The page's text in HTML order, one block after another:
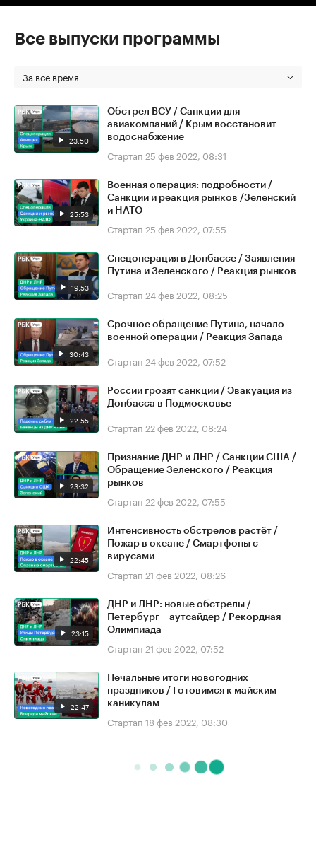
Все выпуски программы
За все время
23:50
Обстрел ВСУ / Санкции для
авиакомпаний / Крым восстановит
водоснабжение
Стартап 25 фев 2022, 08:31
25:53
Военная операция: подробности /
Санкции и реакция рынков /Зеленский
и НАТО
Стартап 25 фев 2022, 07:55
19:53
Спецоперация в Донбассе / Заявления
Путина и Зеленского / Реакция рынков
Стартап 24 фев 2022, 08:25
30:43
Срочное обращение Путина, начало
военной операции / Реакция Запада
Стартап 24 фев 2022, 07:52
22:55
России грозят санкции / Эвакуация из
Донбасса в Подмосковье
Стартап 22 фев 2022, 08:24
23:32
Признание ДНР и ЛНР / Санкции США /
Обращение Зеленского / Реакция
рынков
Стартап 22 фев 2022, 07:55
22:45
Интенсивность обстрелов растёт /
Пожар в океане / Смартфоны с
вирусами
Стартап 21 фев 2022, 08:26
23:15
ДНР и ЛНР: новые обстрелы /
Петербург – аутсайдер / Рекордная
Олимпиада
Стартап 21 фев 2022, 07:52
22:47
Печальные итоги новогодних
праздников / Готовимся к майским
каникулам
Стартап 18 фев 2022, 08:30